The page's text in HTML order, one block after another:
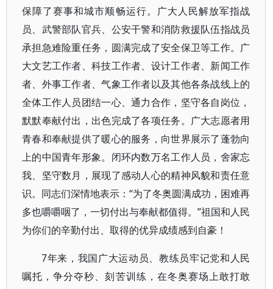
保障了赛事和城市顺畅运行。广大人民解放军指战
员、武警部队官兵、公安干警和消防救援队伍指战员
承担急难险重任务，圆满完成了安全保卫等工作。广
大文艺工作者、科技工作者、设计工作者、新闻工作
者、外事工作者、气象工作者以及其他各条战线上的
全体工作人员团结一心、通力合作，坚守各自岗位，
默默奉献付出，出色完成了各项任务。广大志愿者用
青春和奉献提供了暖心的服务，向世界展示了蓬勃向
上的中国青年形象。闭环内数万名工作人员，舍家忘
我、坚守数月，展现了感动人心的精神风貌和责任意
识。同志们深情地表示：“为了冬奥圆满成功，困难再
多也嚼嚼咽了，一切付出与奉献都值得。”祖国和人民
为你们的辛勤付出、取得的优异成绩感到自豪！
7年来，我国广大运动员、教练员牢记党和人民
嘱托，争分夺秒、刻苦训练，在冬奥赛场上敢打敢